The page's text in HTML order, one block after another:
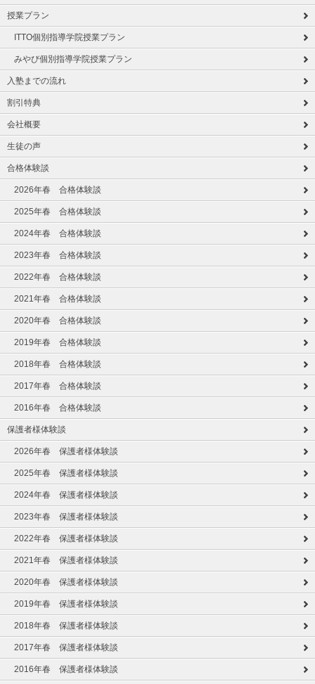
授業プラン
ITTO個別指導学院授業プラン
みやび個別指導学院授業プラン
入塾までの流れ
割引特典
会社概要
生徒の声
合格体験談
2026年春 合格体験談
2025年春 合格体験談
2024年春 合格体験談
2023年春 合格体験談
2022年春 合格体験談
2021年春 合格体験談
2020年春 合格体験談
2019年春 合格体験談
2018年春 合格体験談
2017年春 合格体験談
2016年春 合格体験談
保護者様体験談
2026年春 保護者様体験談
2025年春 保護者様体験談
2024年春 保護者様体験談
2023年春 保護者様体験談
2022年春 保護者様体験談
2021年春 保護者様体験談
2020年春 保護者様体験談
2019年春 保護者様体験談
2018年春 保護者様体験談
2017年春 保護者様体験談
2016年春 保護者様体験談